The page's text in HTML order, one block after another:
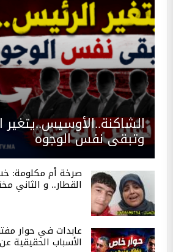
الشاكنة..الأوسيس..يتغير
وتبقى نفس الوجوه
صرخة أم مكلومة:
القطار.. و الثاني
عابدات في حوار
الأسباب الحقيقية